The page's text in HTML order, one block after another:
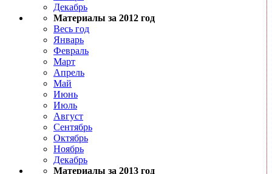
Декабрь
Материалы за 2012 год
Весь год
Январь
Февраль
Март
Апрель
Май
Июнь
Июль
Август
Сентябрь
Октябрь
Ноябрь
Декабрь
Материалы за 2013 год